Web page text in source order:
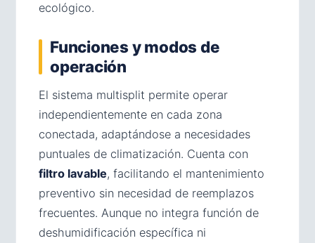
ecológico.
Funciones y modos de
operación
El sistema multisplit permite operar
independientemente en cada zona
conectada, adaptándose a necesidades
puntuales de climatización. Cuenta con
filtro lavable, facilitando el mantenimiento
preventivo sin necesidad de reemplazos
frecuentes. Aunque no integra función de
deshumidificación específica ni